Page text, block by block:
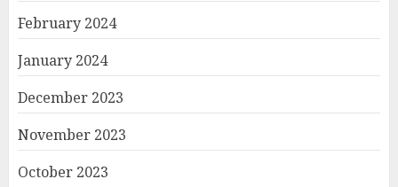
February 2024
January 2024
December 2023
November 2023
October 2023